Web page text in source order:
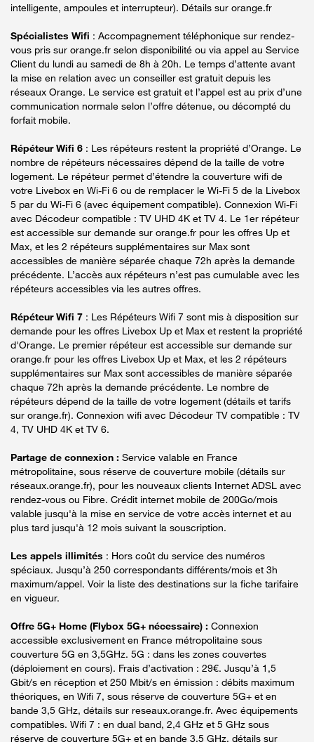
intelligente, ampoules et interrupteur). Détails sur orange.fr
Spécialistes Wifi : Accompagnement téléphonique sur rendez-
vous pris sur orange.fr selon disponibilité ou via appel au Service
Client du lundi au samedi de 8h à 20h. Le temps d’attente avant
la mise en relation avec un conseiller est gratuit depuis les
réseaux Orange. Le service est gratuit et l’appel est au prix d’une
communication normale selon l’offre détenue, ou décompté du
forfait mobile.
Répéteur Wifi 6 : Les répéteurs restent la propriété d’Orange. Le
nombre de répéteurs nécessaires dépend de la taille de votre
logement. Le répéteur permet d’étendre la couverture wifi de
votre Livebox en Wi-Fi 6 ou de remplacer le Wi-Fi 5 de la Livebox
5 par du Wi-Fi 6 (avec équipement compatible). Connexion Wi-Fi
avec Décodeur compatible : TV UHD 4K et TV 4. Le 1er répéteur
est accessible sur demande sur orange.fr pour les offres Up et
Max, et les 2 répéteurs supplémentaires sur Max sont
accessibles de manière séparée chaque 72h après la demande
précédente. L’accès aux répéteurs n’est pas cumulable avec les
répéteurs accessibles via les autres offres.
Répéteur Wifi 7 : Les Répéteurs Wifi 7 sont mis à disposition sur
demande pour les offres Livebox Up et Max et restent la propriété
d'Orange. Le premier répéteur est accessible sur demande sur
orange.fr pour les offres Livebox Up et Max, et les 2 répéteurs
supplémentaires sur Max sont accessibles de manière séparée
chaque 72h après la demande précédente. Le nombre de
répéteurs dépend de la taille de votre logement (détails et tarifs
sur orange.fr). Connexion wifi avec Décodeur TV compatible : TV
4, TV UHD 4K et TV 6.
Partage de connexion : Service valable en France
métropolitaine, sous réserve de couverture mobile (détails sur
réseaux.orange.fr), pour les nouveaux clients Internet ADSL avec
rendez-vous ou Fibre. Crédit internet mobile de 200Go/mois
valable jusqu'à la mise en service de votre accès internet et au
plus tard jusqu'à 12 mois suivant la souscription.
Les appels illimités : Hors coût du service des numéros
spéciaux. Jusqu’à 250 correspondants différents/mois et 3h
maximum/appel. Voir la liste des destinations sur la fiche tarifaire
en vigueur.
Offre 5G+ Home (Flybox 5G+ nécessaire) : Connexion
accessible exclusivement en France métropolitaine sous
couverture 5G en 3,5GHz. 5G : dans les zones couvertes
(déploiement en cours). Frais d’activation : 29€. Jusqu’à 1,5
Gbit/s en réception et 250 Mbit/s en émission : débits maximum
théoriques, en Wifi 7, sous réserve de couverture 5G+ et en
bande 3,5 GHz, détails sur reseaux.orange.fr. Avec équipements
compatibles. Wifi 7 : en dual band, 2,4 GHz et 5 GHz sous
réserve de couverture 5G+ et en bande 3,5 GHz, détails sur